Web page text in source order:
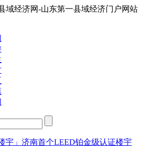
域经济网-山东第一县域经济门户网站